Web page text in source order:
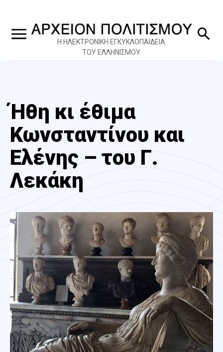
Η ΗΛΕΚΤΡΟΝΙΚΗ ΕΓΚΥΚΛΟΠΑΙΔΕΙΑ
ΤΟΥ ΕΛΛΗΝΙΣΜΟΥ
Ήθη κι έθιμα
Κωνσταντίνου και
Ελένης – του Γ.
Λεκάκη